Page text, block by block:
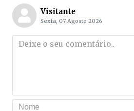
Visitante
Sexta, 07 Agosto 2026